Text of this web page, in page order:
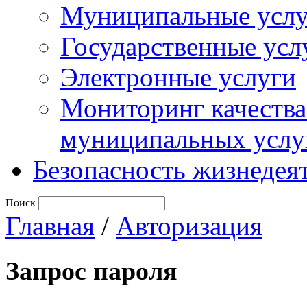
Муниципальные
Государственные
Электронные услуги
Мониторинг
муниципальных
Безопасность
Поиск
Главная / Авторизация
Запрос пароля